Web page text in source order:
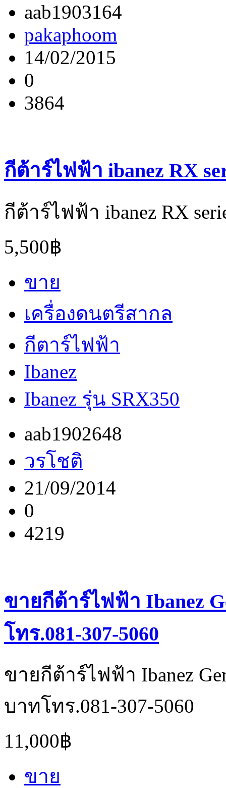
aab1903164
pakaphoom
14/02/2015
0
3864
กีต้าร์ไฟฟ้า ibanez RX
กีต้าร์ไฟฟ้า ibanez RX
5,500฿
ขาย
เครื่องดนตรีสากล
กีตาร์ไฟฟ้า
Ibanez
Ibanez รุ่น SRX350
aab1902648
วรโชติ
21/09/2014
0
4219
ขายกีต้าร์ไฟฟ้า Ibanez
โทร.081-307-5060
ขายกีต้าร์ไฟฟ้า Ibanez
บาทโทร.081-307-5060
11,000฿
ขาย